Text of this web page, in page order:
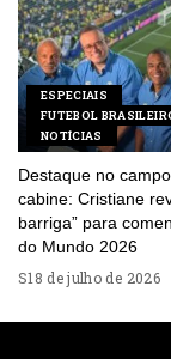
ESPECIAIS
FUTEBOL
NOTÍCIAS
Destaque no
cabine: Cristiane
barriga” para
do Mundo 2026
18 de julho de 2026